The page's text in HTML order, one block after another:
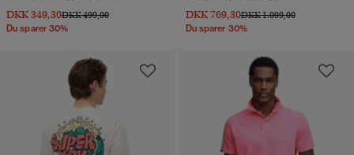
DKK 349,30Pris nedsat fra
DKK 499,00til
Du sparer 30%
DKK 769,30Pris nedsat fra
DKK 1.099,00til
Du sparer 30%